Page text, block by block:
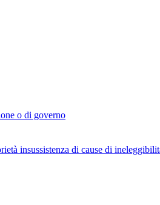
o di governo
insussistenza di cause di